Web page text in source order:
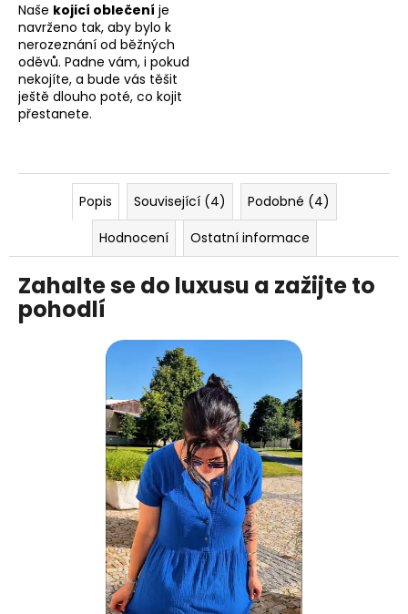
Naše kojicí oblečení je
navrženo tak, aby bylo k
nerozeznání od běžných
oděvů. Padne vám, i pokud
nekojíte, a bude vás těšit
ještě dlouho poté, co kojit
přestanete.
Popis Související (4)
Podobné (4)
Hodnocení
Ostatní informace
Zahalte se do luxusu a zažijte to
pohodlí